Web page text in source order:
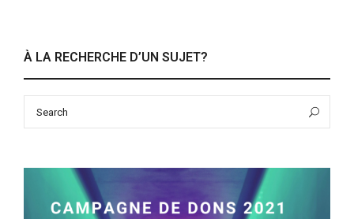
À LA RECHERCHE D’UN SUJET?